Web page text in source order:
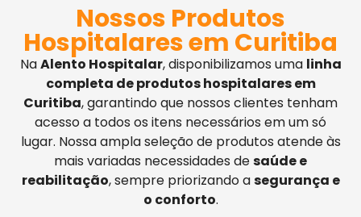
Nossos Produtos
Hospitalares em Curitiba
NaAlento Hospitalar, disponibilizamos uma linha
completa de produtos hospitalares em
Curitiba, garantindo que nossos clientes tenham
acesso a todos os itens necessários em um só
lugar. Nossa ampla seleção de produtos atende às
mais variadas necessidades desaúde e
reabilitação, sempre priorizando asegurança e
o conforto.